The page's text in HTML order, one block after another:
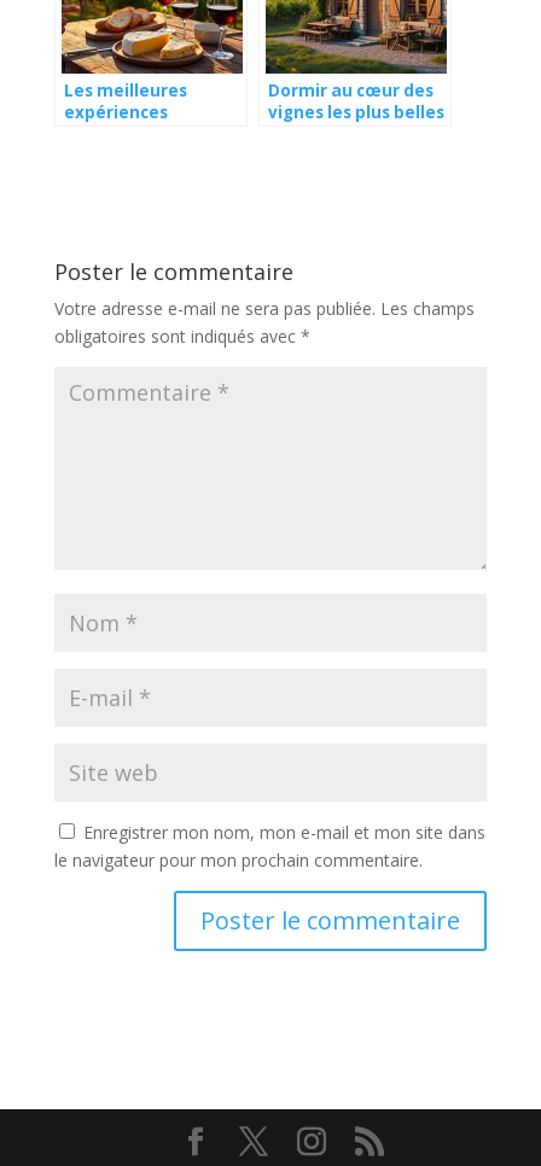
Les meilleures
expériences
Dormir au cœur des
vignes les plus belles
Poster le commentaire
Votre adresse e-mail ne sera pas publiée. Les champs
obligatoires sont indiqués avec *
Enregistrer mon nom, mon e-mail et mon site dans
le navigateur pour mon prochain commentaire.